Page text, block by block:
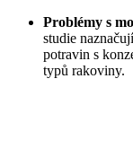
Problémy s
studie
potravin s
typů rakoviny.